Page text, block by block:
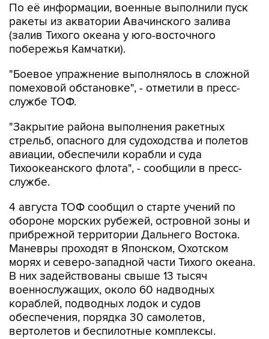
По её информации, военные выполнили пуск
ракеты из акватории Авачинского залива
(залив Тихого океана у юго-восточного
побережья Камчатки).
"Боевое упражнение выполнялось в сложной
помеховой обстановке", - отметили в пресс-
службе ТОФ.
"Закрытие района выполнения ракетных
стрельб, опасного для судоходства и полетов
авиации, обеспечили корабли и суда
Тихоокеанского флота", - сообщили в пресс-
службе.
4 августа ТОФ сообщил о старте учений по
обороне морских рубежей, островной зоны и
прибрежной территории Дальнего Востока.
Маневры проходят в Японском, Охотском
морях и северо-западной части Тихого океана.
В них задействованы свыше 13 тысяч
военнослужащих, около 60 надводных
кораблей, подводных лодок и судов
обеспечения, порядка 30 самолетов,
вертолетов и беспилотные комплексы.